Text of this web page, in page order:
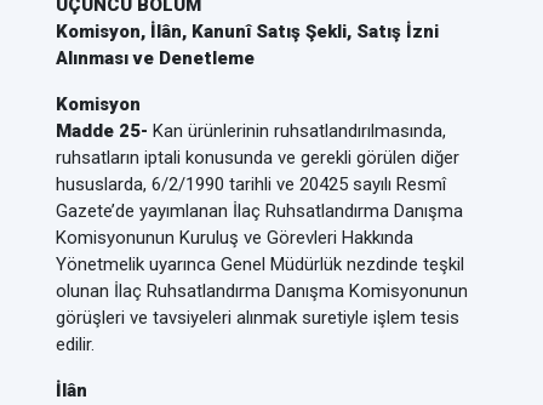
ÜÇÜNCÜ BÖLÜM
Komisyon, İlân, Kanunî Satış Şekli, Satış İzni
Alınması ve Denetleme
Komisyon
Madde 25- Kan ürünlerinin ruhsatlandırılmasında,
ruhsatların iptali konusunda ve gerekli görülen diğer
hususlarda, 6/2/1990 tarihli ve 20425 sayılı Resmî
Gazete’de yayımlanan İlaç Ruhsatlandırma Danışma
Komisyonunun Kuruluş ve Görevleri Hakkında
Yönetmelik uyarınca Genel Müdürlük nezdinde teşkil
olunan İlaç Ruhsatlandırma Danışma Komisyonunun
görüşleri ve tavsiyeleri alınmak suretiyle işlem tesis
edilir.
İlân